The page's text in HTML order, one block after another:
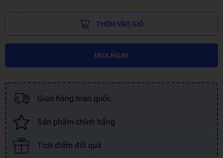
THÊM VÀO GIỎ
MUA NGAY
Giao hàng toàn quốc
Sản phẩm chính hãng
Tích điểm đổi quà